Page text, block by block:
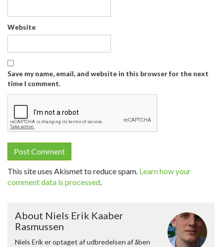
Website
Save my name, email, and website in this browser for the next
time I comment.
This site uses Akismet to reduce spam. Learn how your
comment data is processed.
About Niels Erik Kaaber
Rasmussen
Niels Erik er optaget af udbredelsen af åben